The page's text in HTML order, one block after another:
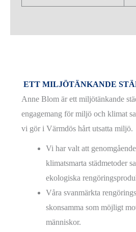
ETT MILJÖTÄNKANDE
Anne Blom är ett miljötänkande
engagemang för miljö och klimat
vi gör i Värmdös hårt utsatta miljö.
Vi har valt att
klimatsmarta städmetoder
ekologiska
Våra svanmärkta
skonsamma som möjligt
människor.